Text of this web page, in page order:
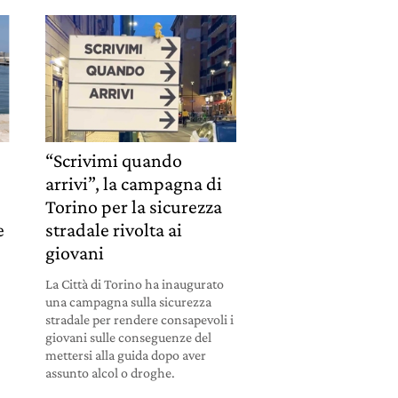
“Scrivimi quando
arrivi”, la campagna di
Torino per la sicurezza
stradale rivolta ai
giovani
La Città di Torino ha inaugurato
una campagna sulla sicurezza
stradale per rendere consapevoli i
giovani sulle conseguenze del
mettersi alla guida dopo aver
assunto alcol o droghe.